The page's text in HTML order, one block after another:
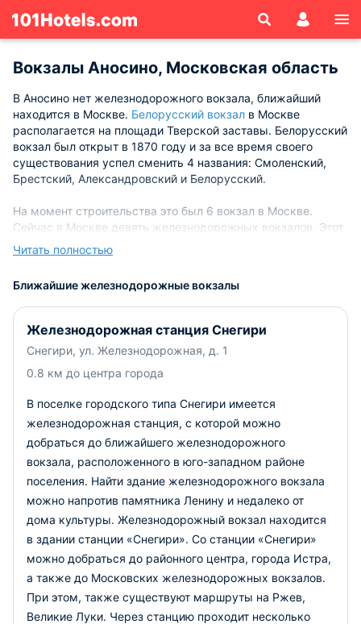
Вокзалы Аносино, Московская область
В Аносино нет железнодорожного вокзала, ближайший
находится в Москве. Белорусский вокзал в Москве
располагается на площади Тверской заставы. Белорусский
вокзал был открыт в 1870 году и за все время своего
существования успел сменить 4 названия: Смоленский,
Брестский, Александровский и Белорусский.
На момент строительства это был 6 вокзал в Москве.
Сейчас в Москве девять железнодорожных вокзалов. Этот
вокзал был несколько раз отреставрирован и претерпел
несколько косметических ремонтов.Белорусский вокзал
электропоезда. Кроме того, мимо вокзала следует
аэроэкспресс до аэропорта Шереметьево. Вокзал оснащен
7 боковыми, островными и тупиковыми платформами
прямой формы и 11 путями. Белорусский вокзал в час
обслуживает 1500 человек. Поезда со станции
Белорусского вокзала следуют до многих станций в
ремонтировалось и сейчас оснащено сидячими местами,
электронным информационным табло, телефоном,
Интернетом, местами для подзарядки электронных
устройств, Залами отдыха, комнатой матери и ребенка,
кафе и магазинами.
Кроме того, на территории Белорусского вокзала есть
автомобильная стоянка, первые 15 минут на ней
Читать полностью
Ближайшие железнодорожные вокзалы
Железнодорожная станция Снегири
Снегири, ул. Железнодорожная, д. 1
0.8 км до центра города
В поселке городского типа Снегири имеется
железнодорожная станция, с которой можно
добраться до ближайшего железнодорожного
вокзала, расположенного в юго-западном районе
поселения. Найти здание железнодорожного вокзала
можно напротив памятника Ленину и недалеко от
дома культуры. Железнодорожный вокзал находится
в здании станции «Снегири». Со станции «Снегири»
можно добраться до районного центра, города Истра,
а также до Московских железнодорожных вокзалов.
При этом, также существуют маршруты на Ржев,
Великие Луки. Через станцию проходит несколько